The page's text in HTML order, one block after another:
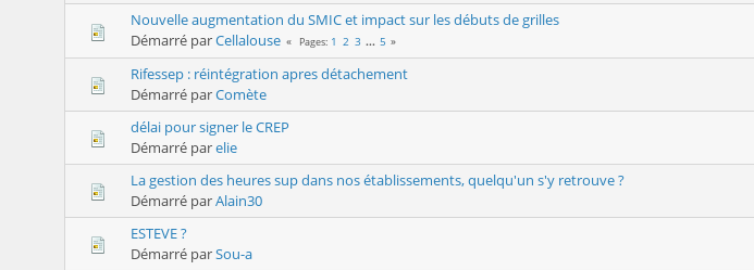
Nouvelle augmentation du SMIC et impact sur les débuts de grilles
Démarré parCellalouse Pages 1 2 3 ... 5
Rifessep : réintégration apres détachement
Démarré parComète
délai pour signer le CREP
Démarré parelie
La gestion des heures sup dans nos établissements, quelqu'un s'y retrouve ?
Démarré parAlain30
ESTEVE ?
Démarré parSou-a